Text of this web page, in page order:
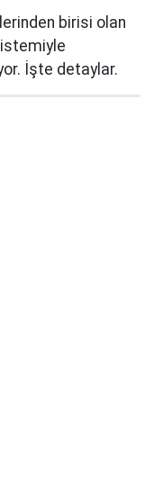
birisi olan
İşte detaylar.